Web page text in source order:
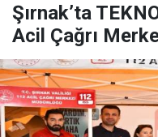
Şırnak’ta
Acil Çağrı